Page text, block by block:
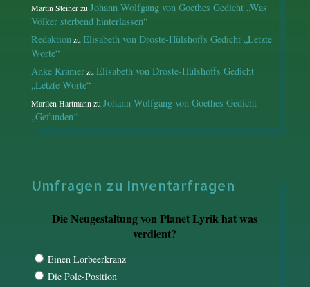
Martin Steinerzu Johann Wolfgang von Goethes Gedicht „Was
Völker sterbend hinterlassen“
Redaktion zu Elisabeth von Droste-Hülshoffs Gedicht „Letzte
Worte“
Anke Kramerzu Elisabeth von Droste-Hülshoffs Gedicht
„Letzte Worte“
Marilen Hartmann zu Johann Wolfgang von Goethes Gedicht
„Gefunden“
Umfragen zu Inventarfragen
Die Neugestaltung von Planet Lyrik hat was
verdient?
Einen Lorbeerkranz
Die Pole-Position